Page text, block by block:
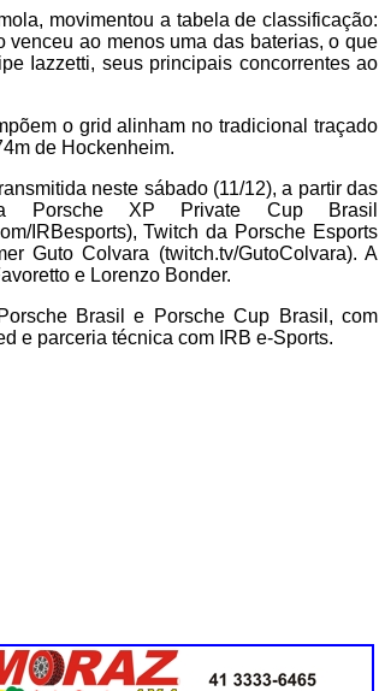
movimentou a tabela de classificação:
ao menos uma das baterias, o que
Iazzetti, seus principais concorrentes ao
o grid alinham no tradicional traçado
de Hockenheim.
neste sábado (11/12), a partir das
XP Private Cup Brasil
IRBesports), Twitch da Porsche Esports
Guto Colvara (twitch.tv/GutoColvara). A
e Lorenzo Bonder.
Brasil e Porsche Cup Brasil, com
e parceria técnica com IRB e-Sports.